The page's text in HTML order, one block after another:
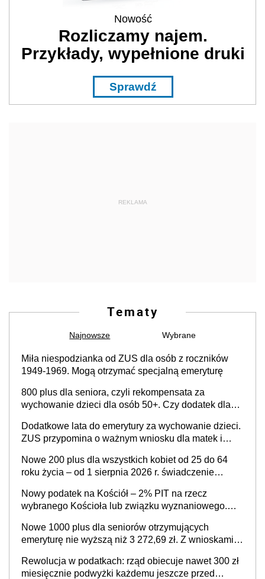
Nowość
Rozliczamy najem.
Przykłady, wypełnione druki
Sprawdź
REKLAMA
Tematy
Najnowsze Wybrane
Miła niespodzianka od ZUS dla osób z roczników
1949-1969. Mogą otrzymać specjalną emeryturę
800 plus dla seniora, czyli rekompensata za
wychowanie dzieci dla osób 50+. Czy dodatek dla
Dodatkowe lata do emerytury za wychowanie dzieci.
ZUS przypomina o ważnym wniosku dla matek i
Nowe 200 plus dla wszystkich kobiet od 25 do 64
roku życia – od 1 sierpnia 2026 r. świadczenie
Nowy podatek na Kościół – 2% PIT na rzecz
wybranego Kościoła lub związku wyznaniowego.
finansowania
Nowe 1000 plus dla seniorów otrzymujących
emeryturę nie wyższą niż 3 272,69 zł. Z wnioskami
nie otrzymają
Rewolucja w podatkach: rząd obiecuje nawet 300 zł
miesięcznie podwyżki każdemu jeszcze przed